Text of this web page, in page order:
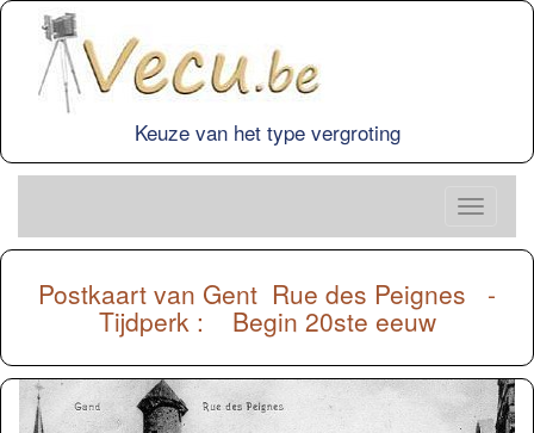
Keuze van het type vergroting
Postkaart van Gent Rue des Peignes -
Tijdperk : Begin 20ste eeuw